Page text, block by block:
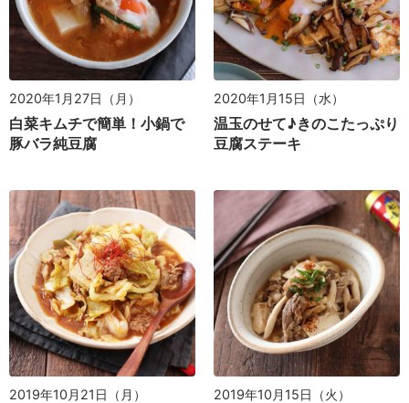
2020年1月27日（月）
白菜キムチで簡単！小鍋で
豚バラ純豆腐
2020年1月15日（水）
温玉のせて♪きのこたっぷり
豆腐ステーキ
2019年10月21日（月） 2019年10月15日（火）